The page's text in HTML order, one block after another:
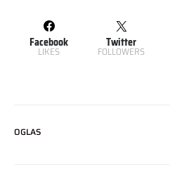
Facebook
LIKES
Twitter
FOLLOWERS
OGLAS